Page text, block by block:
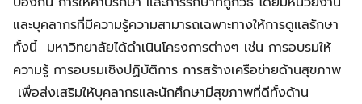
และบุคลากรที่มีความรู้ความสามารถเฉพาะทางให้การดูแลรักษา
ทั้งนี้ มหาวิทยาลัยได้ดำเนินโครงการต่างๆ เช่น การอบรมให้
ความรู้ การอบรมเชิงปฏิบัติการ การสร้างเครือข่ายด้านสุขภาพ
เพื่อส่งเสริมให้บุคลากรและนักศึกษามีสุขภาพที่ดีทั้งด้าน